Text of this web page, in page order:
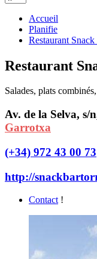
Accueil
Planifie
Restaurant
Restaurant
Salades, plats
Av. de la Selva, s/
Garrotxa
(+34) 972 43 00 73
http://
Contact !